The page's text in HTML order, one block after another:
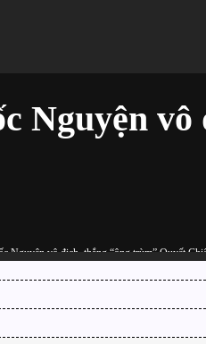
Nguyện
Nguyện vô địch, thắng “ông trùm” Quyết